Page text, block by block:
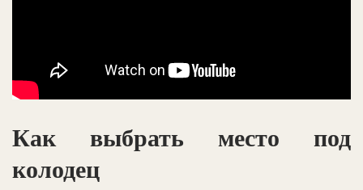
Как выбрать место под
колодец